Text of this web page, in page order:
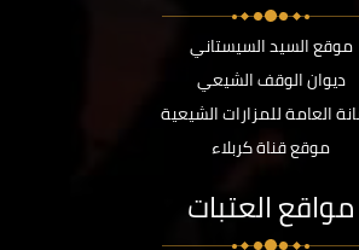
موقع السيد السيستاني
ديوان الوقف الشيعي
العامة للمزارات الشيعية
موقع قناة كربلاء
مواقع العتبات